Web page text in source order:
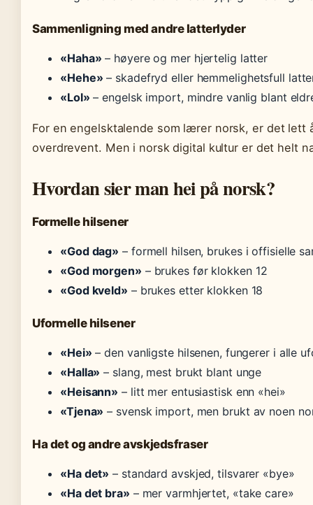
Sammenligning med andre latterlyder
«Haha» – høyere og mer hjertelig latter
«Hehe» – skadefryd eller hemmelighetsfull
«Lol» – engelsk import, mindre vanlig blant
For en engelsktalende som lærer norsk, er det lett
overdrevent. Men i norsk digital kultur er det helt
Hvordan sier man hei på norsk?
Formelle hilsener
«God dag» – formell hilsen, brukes i offisielle
«God morgen» – brukes før klokken 12
«God kveld» – brukes etter klokken 18
Uformelle hilsener
«Hei» – den vanligste hilsenen, fungerer i alle
«Halla» – slang, mest brukt blant unge
«Heisann» – litt mer entusiastisk enn «hei»
«Tjena» – svensk import, men brukt av noen
Ha det og andre avskjedsfraser
«Ha det» – standard avskjed, tilsvarer «bye»
«Ha det bra» – mer varmhjertet, «take care»